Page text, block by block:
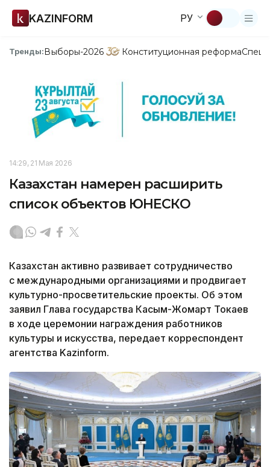
KAZINFORM РУ
Тренды:Выборы-2026 Конституционная реформа
14:29, 21 Мая 2026
Казахстан намерен расширить
список объектов ЮНЕСКО
Казахстан активно развивает сотрудничество
с международными организациями и продвигает
культурно-просветительские проекты. Об этом
заявил Глава государства Касым-Жомарт Токаев
в ходе церемонии награждения работников
культуры и искусства, передает корреспондент
агентства Kazinform.